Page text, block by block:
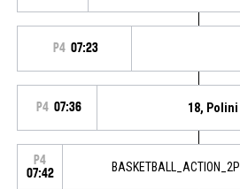
P4 07:23
P4 07:36 18, Polini
P4
07:42